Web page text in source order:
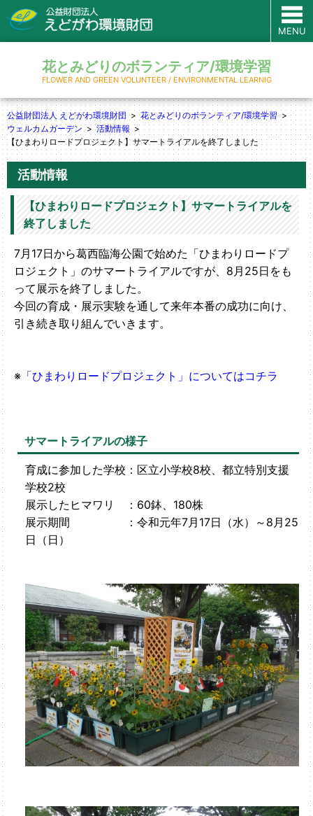
MENU
花とみどりのボランティア/環境学習
FLOWER AND GREEN VOLUNTEER / ENVIRONMENTAL LEARNIG
公益財団法人 えどがわ環境財団
花とみどりのボランティア/環境学習
ウェルカムガーデン
活動情報
【ひまわりロードプロジェクト】サマートライアルを終了しました
活動情報
【ひまわりロードプロジェクト】サマートライアルを
終了しました
7月17日から葛西臨海公園で始めた「ひまわりロードプ
ロジェクト」のサマートライアルですが、8月25日をも
って展示を終了しました。
今回の育成・展示実験を通して来年本番の成功に向け、
引き続き取り組んでいきます。
※ 「ひまわりロードプロジェクト」についてはコチラ
サマートライアルの様子
育成に参加した学校：区立小学校8校、都立特別支援
学校2校
展示したヒマワリ ：60鉢、180株
展示期間 ：令和元年7月17日（水）～8月25
日（日）